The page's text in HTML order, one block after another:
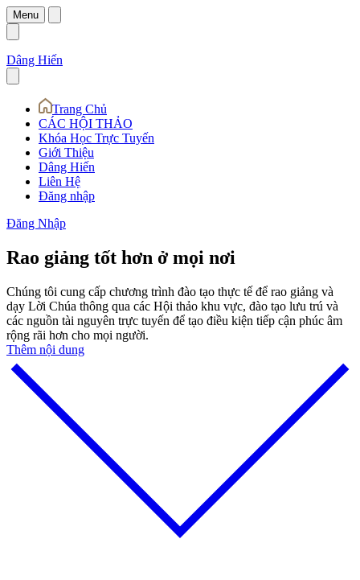
Menu
Dâng Hiến
Trang Chủ
CÁC HỘI THẢO
Khóa Học Trực Tuyến
Giới Thiệu
Dâng Hiến
Liên Hệ
Đăng nhập
Đăng Nhập
Rao giảng tốt hơn ở mọi nơi
Chúng tôi cung cấp chương trình đào tạo thực tế để rao giảng và
dạy Lời Chúa thông qua các Hội thảo khu vực, đào tạo lưu trú và
các nguồn tài nguyên trực tuyến để tạo điều kiện tiếp cận phúc âm
rộng rãi hơn cho mọi người.
Thêm nội dung